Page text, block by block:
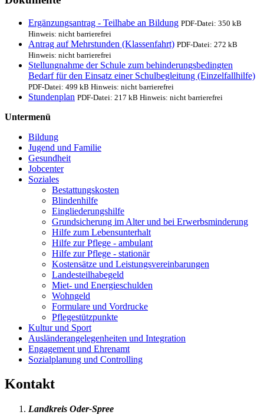
Ergänzungsantrag - Teilhabe an Bildung PDF-Datei: 350 kB
Hinweis: nicht barrierefrei
Antrag auf Mehrstunden (Klassenfahrt) PDF-Datei: 272 kB
Hinweis: nicht barrierefrei
Stellungnahme der Schule zum behinderungsbedingten
Bedarf für den Einsatz einer Schulbegleitung (Einzelfallhilfe)
PDF-Datei: 499 kB Hinweis: nicht barrierefrei
Stundenplan PDF-Datei: 217 kB Hinweis: nicht barrierefrei
Untermenü
Bildung
Jugend und Familie
Gesundheit
Jobcenter
Soziales
Bestattungskosten
Blindenhilfe
Eingliederungshilfe
Grundsicherung im Alter und bei Erwerbsminderung
Hilfe zum Lebensunterhalt
Hilfe zur Pflege - ambulant
Hilfe zur Pflege - stationär
Kostensätze und Leistungsvereinbarungen
Landesteilhabegeld
Miet- und Energieschulden
Wohngeld
Formulare und Vordrucke
Pflegestützpunkte
Kultur und Sport
Ausländerangelegenheiten und Integration
Engagement und Ehrenamt
Sozialplanung und Controlling
Kontakt
Landkreis Oder-Spree